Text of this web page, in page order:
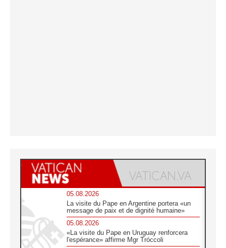
05.08.2026
La visite du Pape en Argentine portera «un
message de paix et de dignité humaine»
05.08.2026
«La visite du Pape en Uruguay renforcera
l'espérance» affirme Mgr Tróccoli